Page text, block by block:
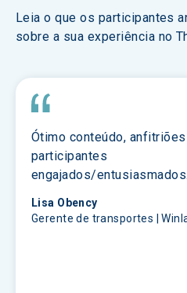
Leia o que os participantes
sobre a sua experiência no
Ótimo conteúdo,
participantes
engajados/entusiasmados.
Lisa Obency
Gerente de transportes |